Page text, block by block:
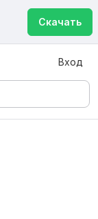
Скачать
Вход